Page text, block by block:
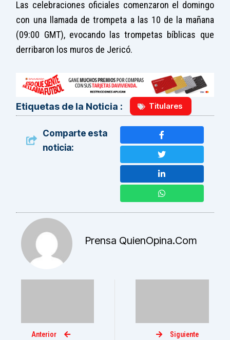
Las celebraciones oficiales comenzaron el domingo
con una llamada de trompeta a las 10 de la mañana
(09:00 GMT), evocando las trompetas bíblicas que
derribaron los muros de Jericó.
Etiquetas de la Noticia : Titulares
Comparte esta
noticia:
Prensa QuienOpina.com
Anterior Siguiente